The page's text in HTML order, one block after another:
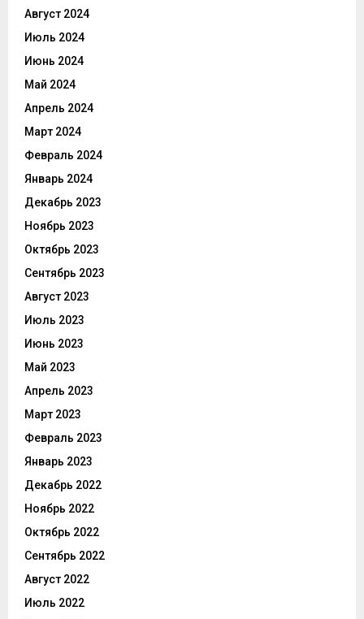
Август 2024
Июль 2024
Июнь 2024
Май 2024
Апрель 2024
Март 2024
Февраль 2024
Январь 2024
Декабрь 2023
Ноябрь 2023
Октябрь 2023
Сентябрь 2023
Август 2023
Июль 2023
Июнь 2023
Май 2023
Апрель 2023
Март 2023
Февраль 2023
Январь 2023
Декабрь 2022
Ноябрь 2022
Октябрь 2022
Сентябрь 2022
Август 2022
Июль 2022